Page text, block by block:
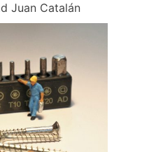
Juan Catalán